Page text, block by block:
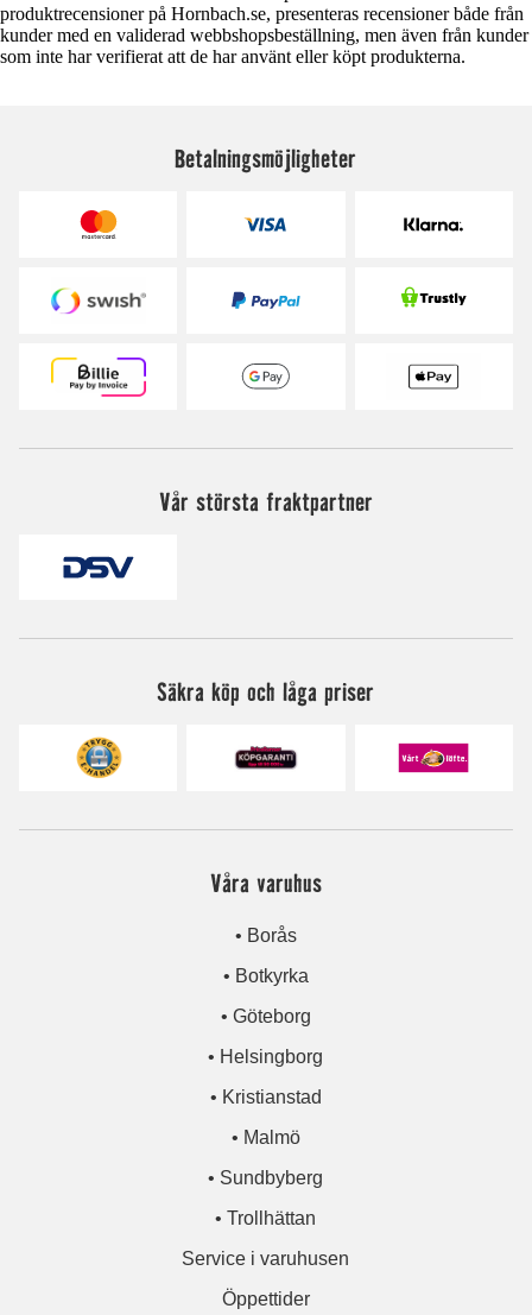
produktrecensioner på Hornbach.se, presenteras recensioner både från
kunder med en validerad webbshopsbeställning, men även från kunder
som inte har verifierat att de har använt eller köpt produkterna.
Betalningsmöjligheter
Vår största fraktpartner
Säkra köp och låga priser
Våra varuhus
• Borås
• Botkyrka
• Göteborg
• Helsingborg
• Kristianstad
• Malmö
• Sundbyberg
• Trollhättan
Service i varuhusen
Öppettider